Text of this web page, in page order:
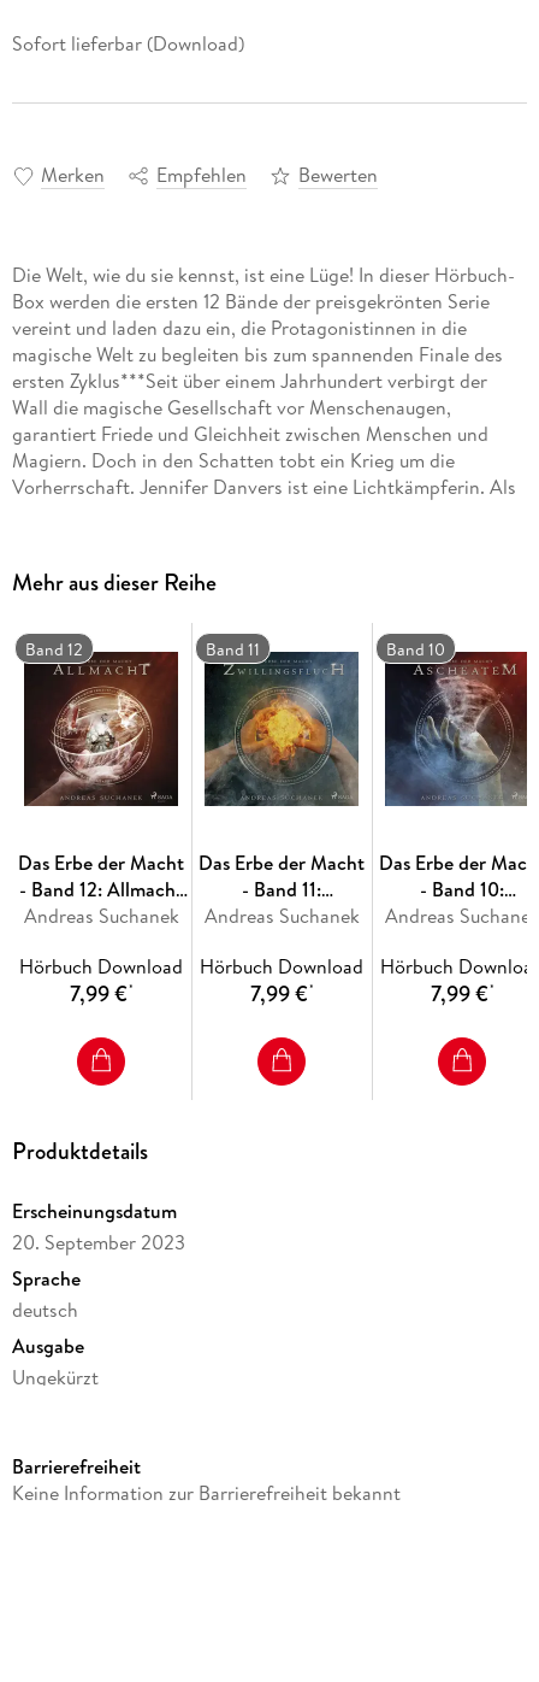
Sofort lieferbar (Download)
Merken Empfehlen Bewerten
Die Welt, wie du sie kennst, ist eine Lüge! In dieser Hörbuch-
Box werden die ersten 12 Bände der preisgekrönten Serie
vereint und laden dazu ein, die Protagonistinnen in die
magische Welt zu begleiten bis zum spannenden Finale des
ersten Zyklus***Seit über einem Jahrhundert verbirgt der
Wall die magische Gesellschaft vor Menschenaugen,
garantiert Friede und Gleichheit zwischen Menschen und
Magiern. Doch in den Schatten tobt ein Krieg um die
Vorherrschaft. Jennifer Danvers ist eine Lichtkämpferin. Als
Magie eingeführt werden muss. Keiner von beiden ahnt, dass
das Gleichgewicht der Kräfte außer Kontrolle geraten ist.
Das Böse holt zum großen Schlag aus, um den Wall endgültig
zu zerschmettern. Machtvolle Zauber, gefährliche Artefakte,
uralte Katakomben und geheime Archive. Die Lichtkämpfer
und der Rat des Lichts Johanna von Orleans, Leonardo da
Vinci, und weitere Größen der Menschheitsgeschichte stellen
sich gegen das Böse. -
Mehr aus dieser Reihe
Band 12
Das Erbe der Macht
- Band 12: Allmacht
(Urban Fantasy)
Andreas Suchanek
Hörbuch Download
7,99 €*
Band 11
Das Erbe der Macht
- Band 11:
Zwillingsfluch
Andreas Suchanek
Hörbuch Download
7,99 €*
Band 10
Das Erbe der
- Band 10:
Ascheatem (Urban
Andreas Suchanek
Hörbuch
7,99 €*
Produktdetails
Erscheinungsdatum
20. September 2023
Sprache
deutsch
Ausgabe
Ungekürzt
Laufzeit
Barrierefreiheit
Keine Information zur Barrierefreiheit bekannt